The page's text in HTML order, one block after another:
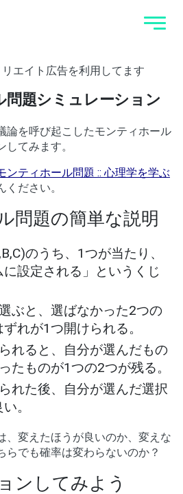
エイト広告を利用してます
問題シミュレーション
論を呼び起こしたモンティホール
てみます。
ンティホール問題 :: 心理学を学ぶ
ください。
問題の簡単な説明
のうち、1つが当たり、
設定される」というくじ
ぶと、選ばなかった2つの
れが1つ開けられる。
れると、自分が選んだもの
たものが1つの2つが残る。
れた後、自分が選んだ選択
。
、変えたほうが良いのか、変えな
らでも確率は変わらないのか？
ンしてみよう